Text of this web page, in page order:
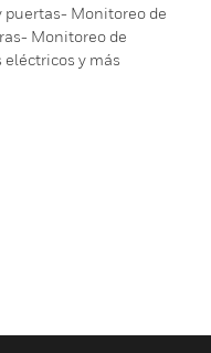
Monitoreo de
Monitoreo de
eléctricos y más